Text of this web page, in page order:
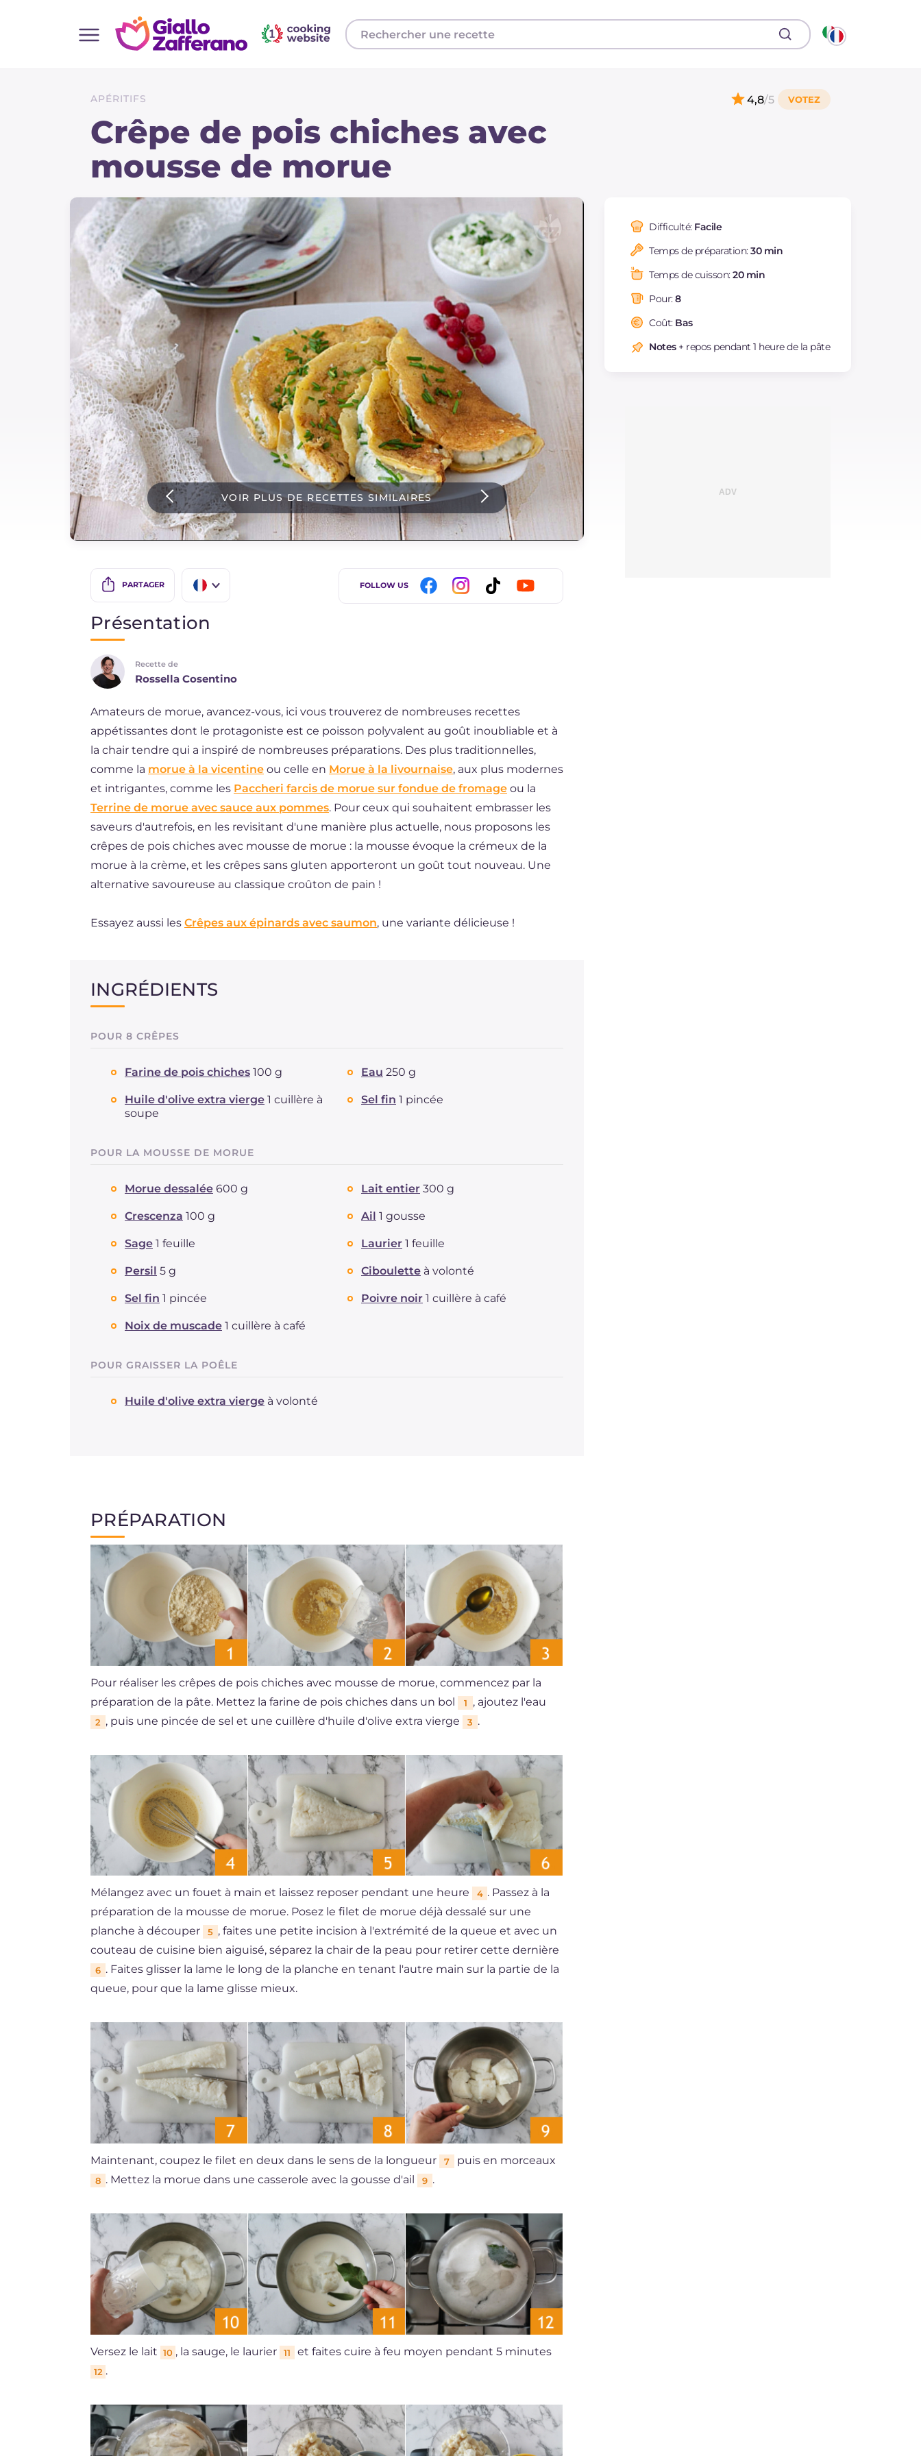
Toutes les recettes
Plats principaux
Accompagnement
Pizzas et focaccia
Gateaux et patisserie
Dernieres recettes
IT Website
Instagram
YouTube
APÉRITIFS
Crêpe de pois chiches avec
mousse de morue
4,8/5
VOIR PLUS DE RECETTES SIMILAIRES
PARTAGER
BR
FOLLOW US
Difficulté: Facile
Temps de préparation:30 min
Temps de cuisson:20 min
Pour:8
Coût: Bas
Notes+ repos pendant 1 heure de la pâte
Présentation
Recette de
Rossella Cosentino
Amateurs de morue, avancez-vous, ici vous trouverez de nombreuses recettes
appétissantes dont le protagoniste est ce poisson polyvalent au goût inoubliable et à
la chair tendre qui a inspiré de nombreuses préparations. Des plus traditionnelles,
comme la morue à la vicentine ou celle en Morue à la livournaise, aux plus modernes
et intrigantes, comme les Paccheri farcis de morue sur fondue de fromage ou la
Terrine de morue avec sauce aux pommes. Pour ceux qui souhaitent embrasser les
saveurs d'autrefois, en les revisitant d'une manière plus actuelle, nous proposons les
crêpes de pois chiches avec mousse de morue : la mousse évoque la crémeux de la
morue à la crème, et les crêpes sans gluten apporteront un goût tout nouveau. Une
alternative savoureuse au classique croûton de pain !
Essayez aussi les Crêpes aux épinards avec saumon, une variante délicieuse !
INGRÉDIENTS
POUR 8 CRÊPES
Farine de pois chiches 100 g Eau 250 g
Huile d'olive extra vierge 1 cuillère à
soupe
Sel fin 1 pincée
POUR LA MOUSSE DE MORUE
Morue dessalée 600 g Lait entier 300 g
Crescenza 100 g Ail 1 gousse
Sage 1 feuille Laurier 1 feuille
Persil 5 g Ciboulette à volonté
Sel fin 1 pincée Poivre noir 1 cuillère à café
Noix de muscade 1 cuillère à café
POUR GRAISSER LA POÊLE
Huile d'olive extra vierge à volonté
PRÉPARATION
Pour réaliser les crêpes de pois chiches avec mousse de morue, commencez par la
préparation de la pâte. Mettez la farine de pois chiches dans un bol
1 , ajoutez l'eau
2 , puis une pincée de sel et une cuillère d'huile d'olive extra vierge 3 .
Mélangez avec un fouet à main et laissez reposer pendant une heure 4 . Passez à la
préparation de la mousse de morue. Posez le filet de morue déjà dessalé sur une
planche à découper
5 , faites une petite incision à l'extrémité de la queue et avec un
couteau de cuisine bien aiguisé, séparez la chair de la peau pour retirer cette dernière
6 . Faites glisser la lame le long de la planche en tenant l'autre main sur la partie de la
queue, pour que la lame glisse mieux.
Maintenant, coupez le filet en deux dans le sens de la longueur 7 puis en morceaux
8 . Mettez la morue dans une casserole avec la gousse d'ail 9 .
Versez le lait 10 , la sauge, le laurier 11 et faites cuire à feu moyen pendant 5 minutes
12 .